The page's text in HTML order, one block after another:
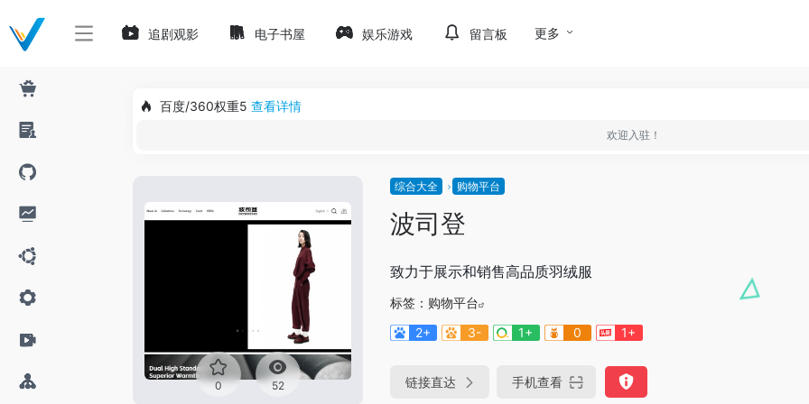
追剧观影 电子书屋 娱乐游戏 留言板 更多
百度/360权重5 查看详情
欢迎入驻！
0 52
综合大全 购物平台
波司登
致力于展示和销售高品质羽绒服
标签： 购物平台
2+
3- 1+ 0 1+
链接直达 手机查看